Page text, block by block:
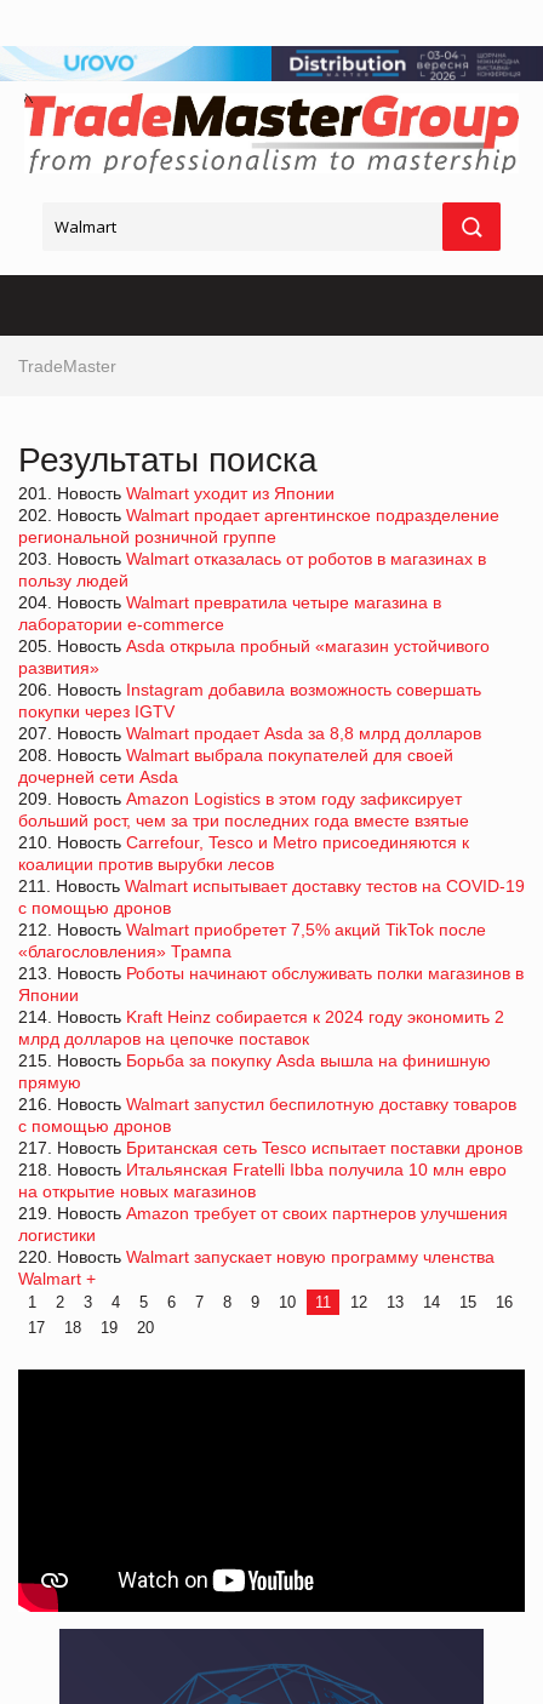
TradeMaster
Результаты поиска
201. Новость Walmart уходит из Японии
202. Новость Walmart продает аргентинское подразделение
региональной розничной группе
203. Новость Walmart отказалась от роботов в магазинах в
пользу людей
204. Новость Walmart превратила четыре магазина в
лаборатории e-commerce
205. Новость Asda открыла пробный «магазин устойчивого
развития»
206. Новость Instagram добавила возможность совершать
покупки через IGTV
207. Новость Walmart продает Asda за 8,8 млрд долларов
208. Новость Walmart выбрала покупателей для своей
дочерней сети Asda
209. Новость Amazon Logistics в этом году зафиксирует
больший рост, чем за три последних года вместе взятые
210. Новость Carrefour, Tesco и Metro присоединяются к
коалиции против вырубки лесов
211. Новость Walmart испытывает доставку тестов на COVID-19
с помощью дронов
212. Новость Walmart приобретет 7,5% акций TikTok после
«благословления» Трампа
213. Новость Роботы начинают обслуживать полки магазинов в
Японии
214. Новость Kraft Heinz собирается к 2024 году экономить 2
млрд долларов на цепочке поставок
215. Новость Борьба за покупку Asda вышла на финишную
прямую
216. Новость Walmart запустил беспилотную доставку товаров
с помощью дронов
217. Новость Британская сеть Tesco испытает поставки дронов
218. Новость Итальянская Fratelli Ibba получила 10 млн евро
на открытие новых магазинов
219. Новость Amazon требует от своих партнеров улучшения
логистики
220. Новость Walmart запускает новую программу членства
Walmart +
1 2 3 4 5 6 7 8 9 10 11 12 13 14 15
16
17
18 19 20